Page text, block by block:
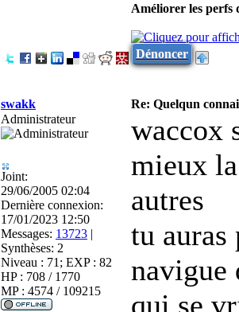
Améliorer les perfs
Dénoncer
swakk
Re: Quelqun
Administrateur
Joint:
29/06/2005 02:04
Dernière connexion:
17/01/2023 12:50
Messages: 13723 |
Synthèses: 2
Niveau : 71; EXP : 82
HP : 708 / 1770
MP : 4574 / 109215
waccox
mieux
autres
tu
navigue
qui se